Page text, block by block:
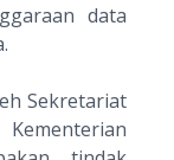
data
Sekretariat